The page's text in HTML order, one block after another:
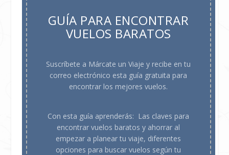
GUÍA PARA ENCONTRAR
VUELOS BARATOS
Suscríbete a Márcate un Viaje y recibe en tu
correo electrónico esta guía gratuita para
encontrar los mejores vuelos.
Con esta guía aprenderás: Las claves para
encontrar vuelos baratos y ahorrar al
empezar a planear tu viaje, diferentes
opciones para buscar vuelos según tu